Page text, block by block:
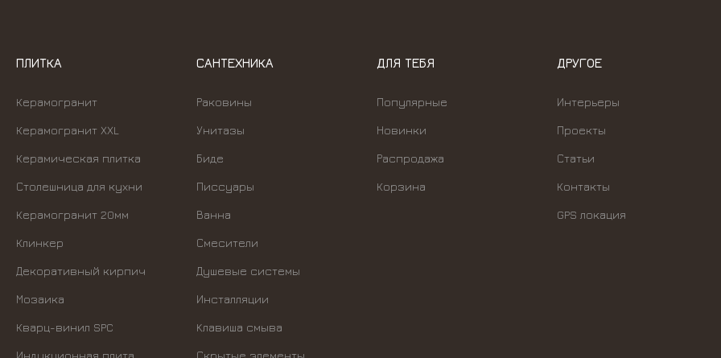
ПЛИТКА
Керамогранит
Керамогранит XXL
Керамическая плитка
Столешница для кухни
Керамогранит 20мм
Клинкер
Декоративный кирпич
Мозаика
Кварц-винил SPC
Индукционная плита
САНТЕХНИКА
Раковины
Унитазы
Биде
Писсуары
Ванна
Смесители
Душевые системы
Инсталляции
Kлавиша смыва
Скрытые элементы
ДЛЯ ТЕБЯ
Популярные
Новинки
Распродажа
Корзина
ДРУГОЕ
Интерьеры
Проекты
Статьи
Контакты
GPS локация